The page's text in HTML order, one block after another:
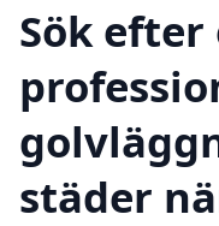
Sök efter
städer